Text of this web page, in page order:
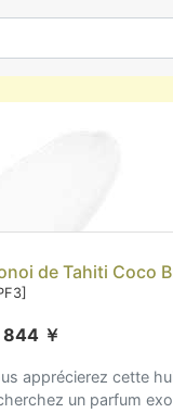
de Tahiti Coco
￥
apprécierez cette
un parfum